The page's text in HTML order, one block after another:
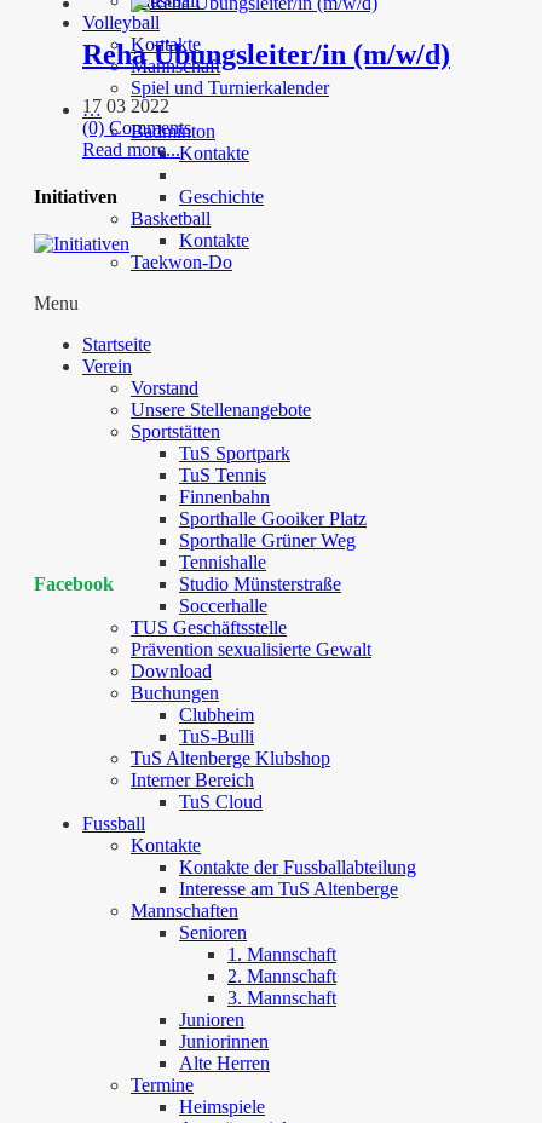
Volleyball
Kontakte
Mannschaft
Spiel und Turnierkalender
…
Badminton
Kontakte
Geschichte
Basketball
Kontakte
Taekwon-Do
Menu
Startseite
Verein
Vorstand
Unsere Stellenangebote
Sportstätten
TuS Sportpark
TuS Tennis
Finnenbahn
Sporthalle Gooiker Platz
Sporthalle Grüner Weg
Tennishalle
Studio Münsterstraße
Soccerhalle
TUS Geschäftsstelle
Prävention sexualisierte Gewalt
Download
Buchungen
Clubheim
TuS-Bulli
TuS Altenberge Klubshop
Interner Bereich
TuS Cloud
Fussball
Kontakte
Kontakte der Fussballabteilung
Interesse am TuS Altenberge
Mannschaften
Senioren
1. Mannschaft
2. Mannschaft
3. Mannschaft
Junioren
Juniorinnen
Alte Herren
Termine
Heimspiele
Reha Übungsleiter/in (m/w/d)
17 03 2022
(0) Comments
Read more...
Initiativen
Facebook